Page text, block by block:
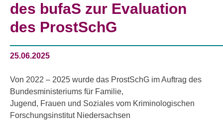
des bufaS zur Evaluation
des ProstSchG
25.06.2025
Von 2022 – 2025 wurde das ProstSchG im Auftrag des
Bundesministeriums für Familie,
Jugend, Frauen und Soziales vom Kriminologischen
Forschungsinstitut Niedersachsen